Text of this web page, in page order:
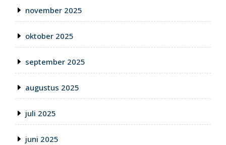
november 2025
oktober 2025
september 2025
augustus 2025
juli 2025
juni 2025